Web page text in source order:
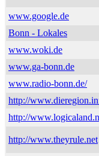
www.google.de
Bonn - Lokales
www.woki.de
www.ga-bonn.de
www.radio-bonn.de/
http://
http://
http://www.theyrule.net